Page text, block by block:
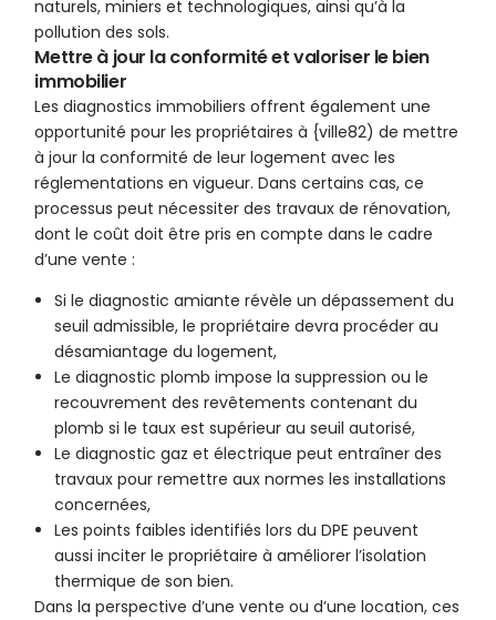
naturels, miniers et technologiques, ainsi qu’à la
pollution des sols.
Mettre à jour la conformité et valoriser le bien
immobilier
Les diagnostics immobiliers offrent également une
opportunité pour les propriétaires à {ville82) de mettre
à jour la conformité de leur logement avec les
réglementations en vigueur. Dans certains cas, ce
processus peut nécessiter des travaux de rénovation,
dont le coût doit être pris en compte dans le cadre
d’une vente :
Si le diagnostic amiante révèle un dépassement du
seuil admissible, le propriétaire devra procéder au
désamiantage du logement,
Le diagnostic plomb impose la suppression ou le
recouvrement des revêtements contenant du
plomb si le taux est supérieur au seuil autorisé,
Le diagnostic gaz et électrique peut entraîner des
travaux pour remettre aux normes les installations
concernées,
Les points faibles identifiés lors du DPE peuvent
aussi inciter le propriétaire à améliorer l’isolation
thermique de son bien.
Dans la perspective d’une vente ou d’une location, ces